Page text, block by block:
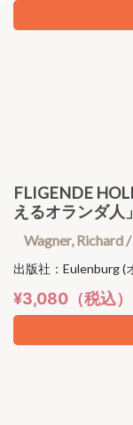
FLIGENDE
えるオランダ人
Wagner, Richard
出版社：Eulenburg (
¥3,080（税込）